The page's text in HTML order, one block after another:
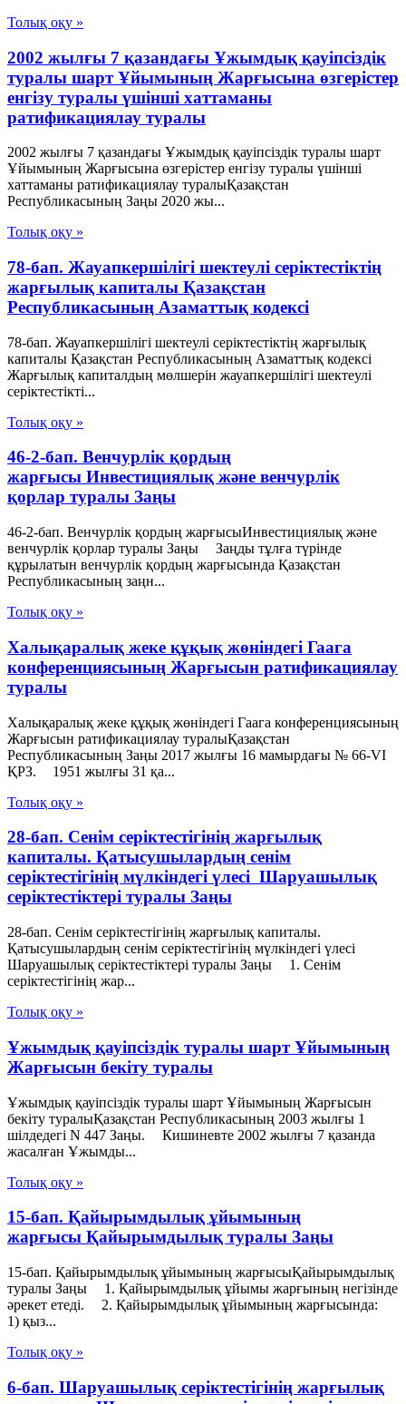
Толық оқу »
2002 жылғы 7 қазандағы Ұжымдық қауіпсіздік
туралы шарт Ұйымының Жарғысына өзгерістер
енгізу туралы үшінші хаттаманы
ратификациялау туралы
2002 жылғы 7 қазандағы Ұжымдық қауіпсіздік туралы шарт
Ұйымының Жарғысына өзгерістер енгізу туралы үшінші
хаттаманы ратификациялау туралыҚазақстан
Республикасының Заңы 2020 жы...
Толық оқу »
78-бап. Жауапкершiлiгi шектеулi серiктестiктiң
жарғылық капиталы Қазақстан
Республикасының Азаматтық кодексi
78-бап. Жауапкершiлiгi шектеулi серiктестiктiң жарғылық
капиталы Қазақстан Республикасының Азаматтық кодексi
Жарғылық капиталдың мөлшерiн жауапкершілігі шектеулі
серіктестікті...
Толық оқу »
46-2-бап. Венчурлік қордың
жарғысы Инвестициялық және венчурлік
қорлар туралы Заңы
46-2-бап. Венчурлік қордың жарғысыИнвестициялық және
венчурлік қорлар туралы Заңы Заңды тұлға түрінде
құрылатын венчурлік қордың жарғысында Қазақстан
Республикасының заңн...
Толық оқу »
Халықаралық жеке құқық жөніндегі Гаага
конференциясының Жарғысын ратификациялау
туралы
Халықаралық жеке құқық жөніндегі Гаага конференциясының
Жарғысын ратификациялау туралыҚазақстан
Республикасының Заңы 2017 жылғы 16 мамырдағы № 66-VІ
ҚРЗ. 1951 жылғы 31 қа...
Толық оқу »
28-бап. Сенiм серiктестiгiнiң жарғылық
капиталы. Қатысушылардың сенiм
серiктестiгiнiң мүлкiндегi үлесi Шаруашылық
серіктестіктері туралы Заңы
28-бап. Сенiм серiктестiгiнiң жарғылық капиталы.
Қатысушылардың сенiм серiктестiгiнiң мүлкiндегi үлесi
Шаруашылық серіктестіктері туралы Заңы 1. Сенiм
серiктестiгiнiң жар...
Толық оқу »
Ұжымдық қауіпсіздік туралы шарт Ұйымының
Жарғысын бекіту туралы
Ұжымдық қауіпсіздік туралы шарт Ұйымының Жарғысын
бекіту туралыҚазақстан Республикасының 2003 жылғы 1
шілдедегі N 447 Заңы. Кишиневте 2002 жылғы 7 қазанда
жасалған Ұжымды...
Толық оқу »
15-бап. Қайырымдылық ұйымының
жарғысы Қайырымдылық туралы Заңы
15-бап. Қайырымдылық ұйымының жарғысыҚайырымдылық
туралы Заңы 1. Қайырымдылық ұйымы жарғының негізінде
әрекет етеді. 2. Қайырымдылық ұйымының жарғысында:
1) қыз...
Толық оқу »
6-бап. Шаруашылық серiктестiгiнiң жарғылық